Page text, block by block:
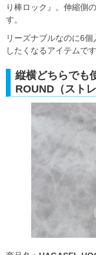
り棒ロック』。伸縮側
す。
リーズナブルなのに6
したくなるアイテムです
縦横どちらでも
ROUND（スト